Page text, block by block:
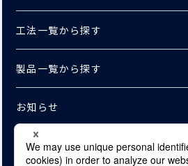
工法一覧から探す
製品一覧から探す
お知らせ
お問い合わせ